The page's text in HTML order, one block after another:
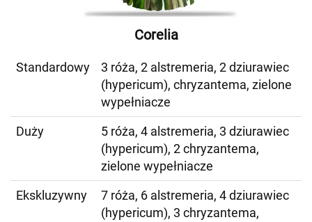
Corelia
Standardowy
3 róża, 2 alstremeria, 2 dziurawiec
(hypericum), chryzantema, zielone
wypełniacze
Duży
5 róża, 4 alstremeria, 3 dziurawiec
(hypericum), 2 chryzantema,
zielone wypełniacze
Ekskluzywny
7 róża, 6 alstremeria, 4 dziurawiec
(hypericum), 3 chryzantema,